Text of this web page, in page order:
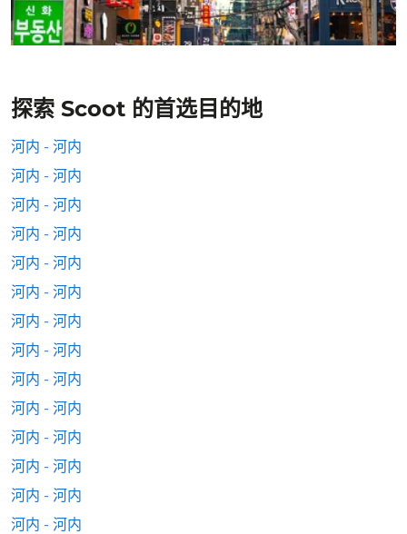
探索 Scoot 的首选目的地
河内 - 河内
河内 - 河内
河内 - 河内
河内 - 河内
河内 - 河内
河内 - 河内
河内 - 河内
河内 - 河内
河内 - 河内
河内 - 河内
河内 - 河内
河内 - 河内
河内 - 河内
河内 - 河内